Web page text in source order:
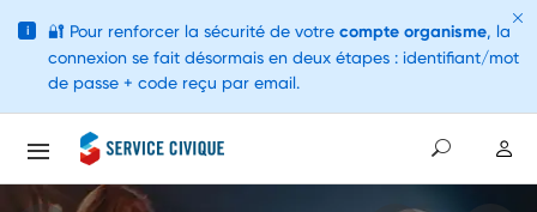
i 🔐 Pour renforcer la sécurité de votre compte organisme, la
connexion se fait désormais en deux étapes : identifiant/mot
de passe + code reçu par email.